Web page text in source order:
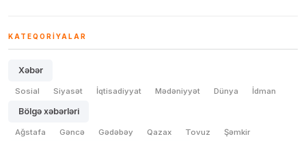
KATEQORIYALAR
Xəbər
Sosial Siyasət İqtisadiyyat Mədəniyyət Dünya İdman
Bölgə xəbərləri
Ağstafa Gəncə Gədəbəy Qazax Tovuz Şəmkir